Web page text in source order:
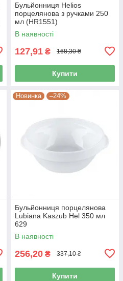
Бульйонниця Helios
порцелянова з ручками 250
мл (HR1551)
В наявності
127,91 ₴ 168,30 ₴
Купити
Новинка –24%
Бульйонниця порцелянова
Lubiana Kaszub Hel 350 мл
629
В наявності
256,20 ₴ 337,10 ₴
Купити